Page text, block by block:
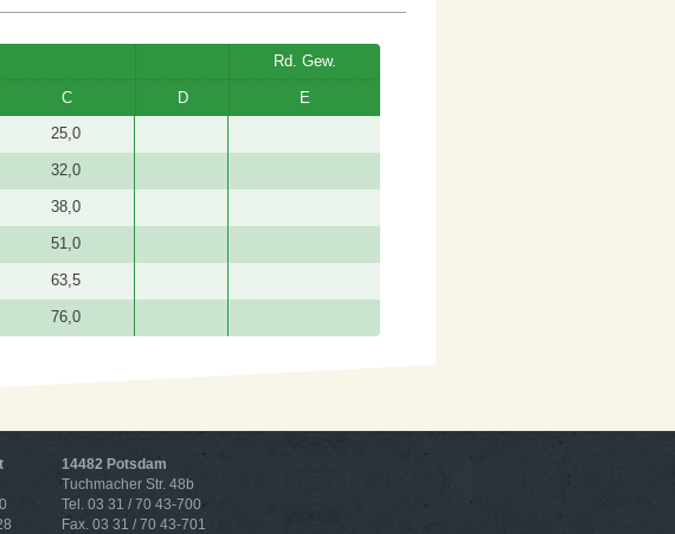
Rd. Gew.
C D E
25,0
32,0
38,0
51,0
63,5
76,0
14482 Potsdam
Tuchmacher Str. 48b
Tel. 03 31 / 70 43-700
Fax. 03 31 / 70 43-701